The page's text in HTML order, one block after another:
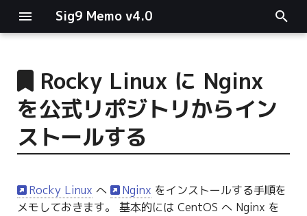
Sig9 Memo v4.0
main関数
リスト関連
ログ関連
Rocky Linux に Nginx
を公式リポジトリからイン
ストールする
Rocky Linux へ Nginx をインストールする手順を
メモしておきます。 基本的には CentOS へ Nginx を